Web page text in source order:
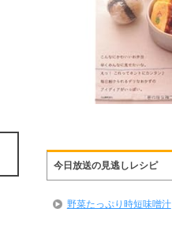
今日放送の見逃しレシピ
野菜たっぷり時短味噌汁